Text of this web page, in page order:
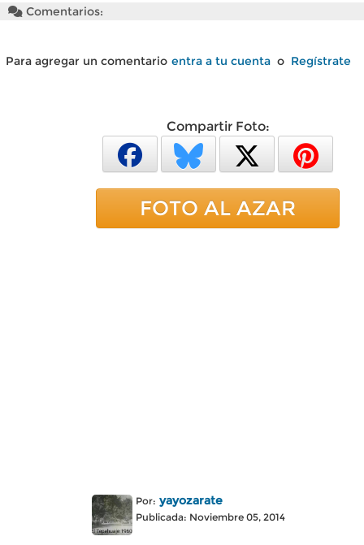
Comentarios:
Para agregar un comentario entra a tu cuenta o Regístrate
Compartir Foto:
FOTO AL AZAR
Por: yayozarate
Publicada: Noviembre 05, 2014